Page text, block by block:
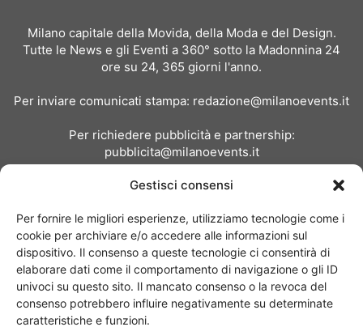
Gestisci consensi
Per fornire le migliori esperienze, utilizziamo tecnologie come i
cookie per archiviare e/o accedere alle informazioni sul
dispositivo. Il consenso a queste tecnologie ci consentirà di
elaborare dati come il comportamento di navigazione o gli ID
univoci su questo sito. Il mancato consenso o la revoca del
consenso potrebbero influire negativamente su determinate
caratteristiche e funzioni.
Milano capitale della Movida, della Moda e del Design.
Tutte le News e gli Eventi a 360° sotto la Madonnina 24
ore su 24, 365 giorni l'anno.
Per inviare comunicati stampa: redazione@milanoevents.it
Per richiedere pubblicità e partnership:
pubblicita@milanoevents.it
Chi siamo I Nostri Clienti